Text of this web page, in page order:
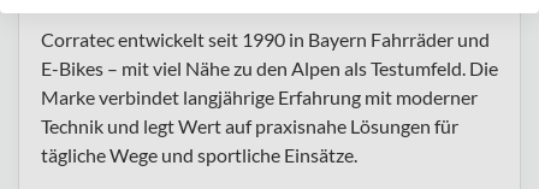
Corratec entwickelt seit 1990 in Bayern Fahrräder und
E-Bikes – mit viel Nähe zu den Alpen als Testumfeld. Die
Marke verbindet langjährige Erfahrung mit moderner
Technik und legt Wert auf praxisnahe Lösungen für
tägliche Wege und sportliche Einsätze.